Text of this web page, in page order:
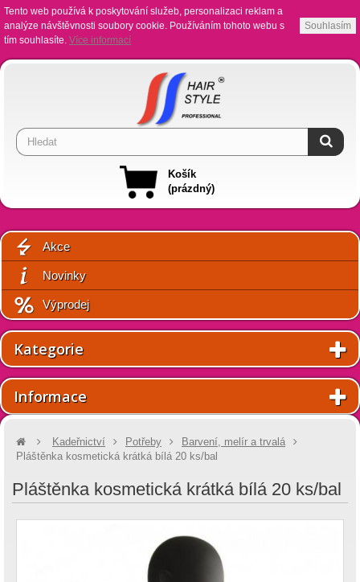
Tento web používá k poskytování služeb, personalizaci reklam a
analýze návštěvnosti soubory cookie. Používáním tohoto webu s
tím souhlasíte. Více informací
Souhlasím
Košík
(prázdný)
Akce
Novinky
Výprodej
Kategorie
Informace
Kadeřnictví Potřeby
Barvení, melír a trvalá
Pláštěnka kosmetická krátká bílá 20 ks/bal
Pláštěnka kosmetická krátká bílá 20 ks/bal